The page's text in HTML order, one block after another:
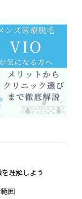
理解しよう
囲